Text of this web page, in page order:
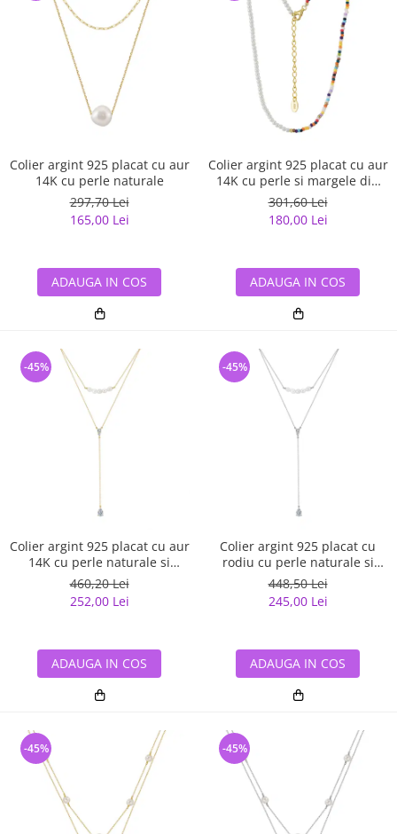
Colier argint 925 placat cu aur
14K cu perle naturale
297,70 Lei
165,00 Lei
ADAUGA IN COS
Colier argint 925 placat cu aur
14K cu perle si margele din
sticla colorata
301,60 Lei
180,00 Lei
ADAUGA IN COS
Colier argint 925 placat cu aur
14K cu perle naturale si
zirconiu
460,20 Lei
252,00 Lei
-45%
ADAUGA IN COS
Colier argint 925 placat cu
rodiu cu perle naturale si
zirconiu
448,50 Lei
245,00 Lei
-45%
ADAUGA IN COS
-45% -45%